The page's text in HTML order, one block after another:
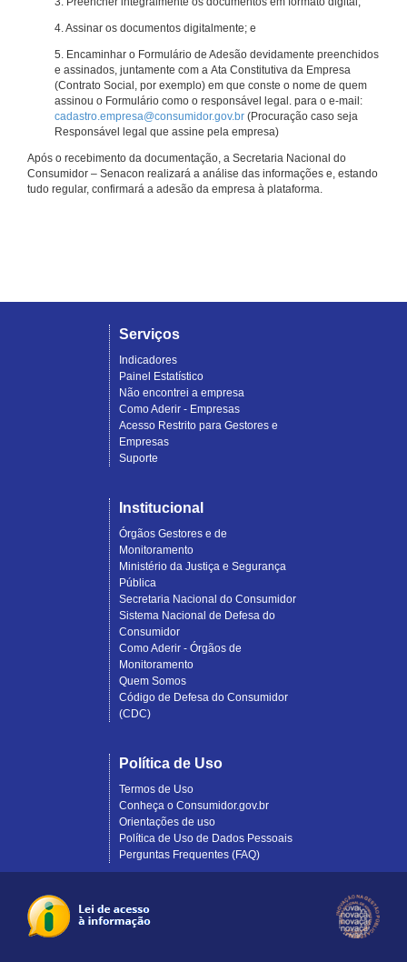
4. Assinar os documentos digitalmente; e
5. Encaminhar o Formulário de Adesão devidamente preenchidos
e assinados, juntamente com a Ata Constitutiva da Empresa
(Contrato Social, por exemplo) em que conste o nome de quem
assinou o Formulário como o responsável legal. para o e-mail:
cadastro.empresa@consumidor.gov.br (Procuração caso seja
Responsável legal que assine pela empresa)
Após o recebimento da documentação, a Secretaria Nacional do
Consumidor – Senacon realizará a análise das informações e, estando
tudo regular, confirmará a adesão da empresa à plataforma.
Serviços
Indicadores
Painel Estatístico
Não encontrei a empresa
Como Aderir - Empresas
Acesso Restrito para Gestores e
Empresas
Suporte
Institucional
Órgãos Gestores e de
Monitoramento
Ministério da Justiça e Segurança
Pública
Secretaria Nacional do Consumidor
Sistema Nacional de Defesa do
Consumidor
Como Aderir - Órgãos de
Monitoramento
Quem Somos
Código de Defesa do Consumidor
(CDC)
Política de Uso
Termos de Uso
Conheça o Consumidor.gov.br
Orientações de uso
Política de Uso de Dados Pessoais
Perguntas Frequentes (FAQ)